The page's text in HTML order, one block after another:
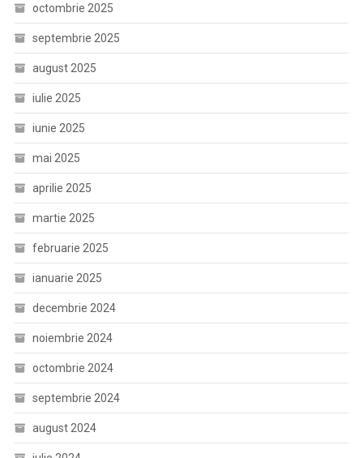
octombrie 2025
septembrie 2025
august 2025
iulie 2025
iunie 2025
mai 2025
aprilie 2025
martie 2025
februarie 2025
ianuarie 2025
decembrie 2024
noiembrie 2024
octombrie 2024
septembrie 2024
august 2024